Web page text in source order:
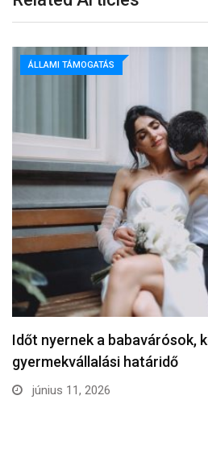
ÁLLAMI TÁMOGATÁS
Időt nyernek a babavárósok,
gyermekvállalási határidő
június 11, 2026